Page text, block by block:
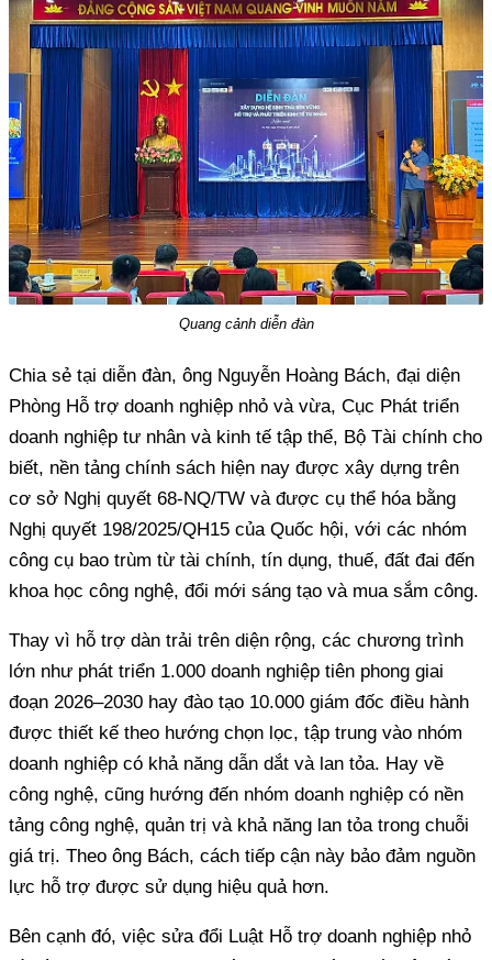
Quang cảnh diễn đàn
Chia sẻ tại diễn đàn, ông Nguyễn Hoàng Bách, đại diện
Phòng Hỗ trợ doanh nghiệp nhỏ và vừa, Cục Phát triển
doanh nghiệp tư nhân và kinh tế tập thể, Bộ Tài chính cho
biết, nền tảng chính sách hiện nay được xây dựng trên
cơ sở Nghị quyết 68-NQ/TW và được cụ thể hóa bằng
Nghị quyết 198/2025/QH15 của Quốc hội, với các nhóm
công cụ bao trùm từ tài chính, tín dụng, thuế, đất đai đến
khoa học công nghệ, đổi mới sáng tạo và mua sắm công.
Thay vì hỗ trợ dàn trải trên diện rộng, các chương trình
lớn như phát triển 1.000 doanh nghiệp tiên phong giai
đoạn 2026–2030 hay đào tạo 10.000 giám đốc điều hành
được thiết kế theo hướng chọn lọc, tập trung vào nhóm
doanh nghiệp có khả năng dẫn dắt và lan tỏa. Hay về
công nghệ, cũng hướng đến nhóm doanh nghiệp có nền
tảng công nghệ, quản trị và khả năng lan tỏa trong chuỗi
giá trị. Theo ông Bách, cách tiếp cận này bảo đảm nguồn
lực hỗ trợ được sử dụng hiệu quả hơn.
Bên cạnh đó, việc sửa đổi Luật Hỗ trợ doanh nghiệp nhỏ